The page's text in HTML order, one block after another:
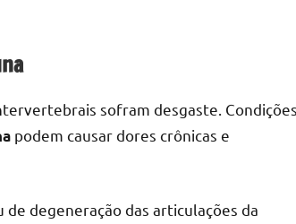
sofram desgaste.
podem causar dores crônicas e
degeneração das articulações da